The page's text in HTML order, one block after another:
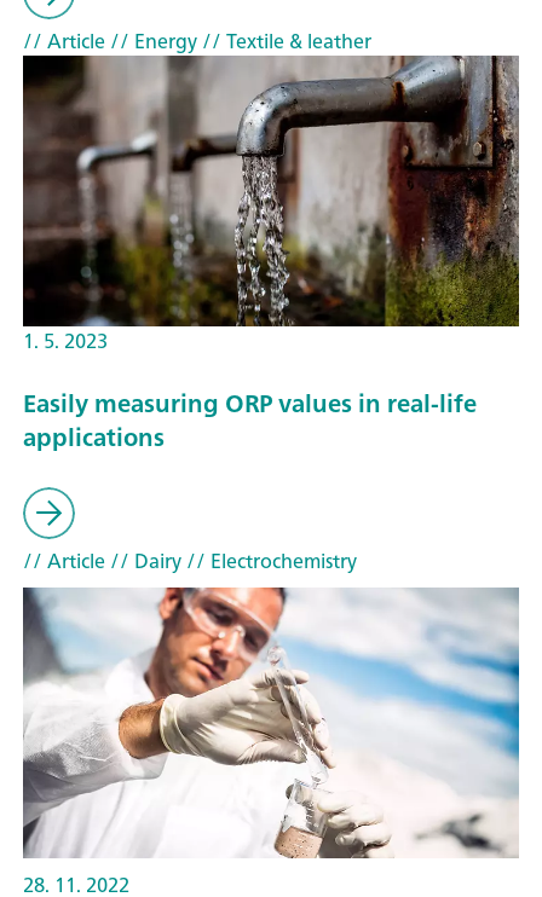
// Article// Energy// Textile & leather
1. 5. 2023
Easily measuring ORP values in real-life
applications
// Article// Dairy// Electrochemistry
28. 11. 2022